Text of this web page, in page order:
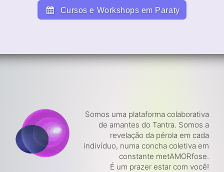
Cursos e Workshops em Paraty
Somos uma plataforma colaborativa
de amantes do Tantra. Somos a
revelação da pérola em cada
indivíduo, numa concha coletiva em
constante metAMORfose.
É um prazer estar com você!